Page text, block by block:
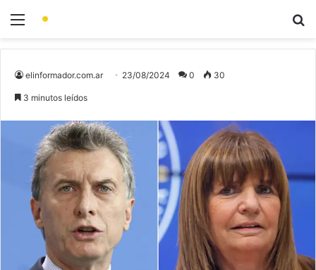
elinformador.com.ar 23/08/2024 0 30
3 minutos leídos